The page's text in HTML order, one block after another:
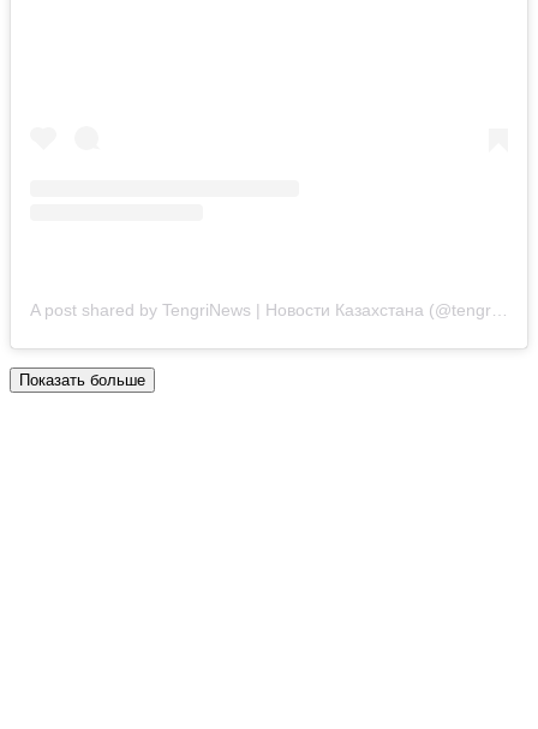
A post shared by TengriNews | Новости Казахстана (@tengrinewskz)
Показать больше